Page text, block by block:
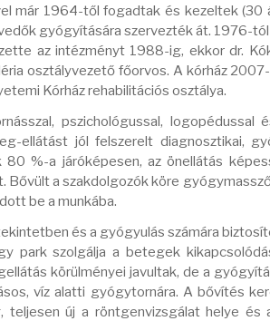
már 1964-től fogadtak és kezeltek
gyógyítására szervezték át. 1976-tól
az intézményt 1988-ig, ekkor dr.
osztályvezető főorvos. A kórház
Kórház rehabilitációs osztálya.
pszichológussal, logopédussal
ellátást jól felszerelt diagnosztikai,
%-a járóképesen, az önellátás
a szakdolgozók köre
be a munkába.
és a gyógyulás számára
park szolgálja a betegek
körülményei javultak, de a
víz alatti gyógytornára. A bővítés
teljesen új a röntgenvizsgálat helye